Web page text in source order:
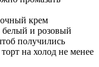
крем
белый и розовый
получились
на холод не менее